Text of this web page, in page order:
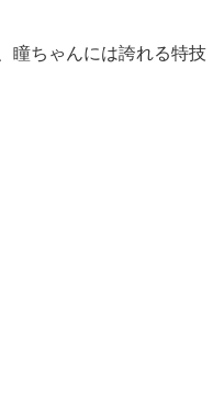
瞳ちゃんには誇れる特技